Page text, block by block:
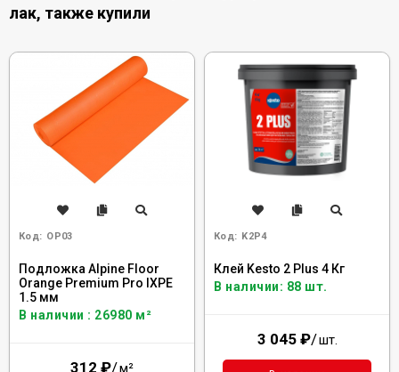
лак, также купили
Код: OP03
Подложка Alpine Floor
Orange Premium Pro IXPE
1.5 мм
В наличии : 26980 м²
312 ₽/м²
Код: K2P4
Клей Kesto 2 Plus 4 Кг
В наличии: 88 шт.
3 045 ₽/шт.